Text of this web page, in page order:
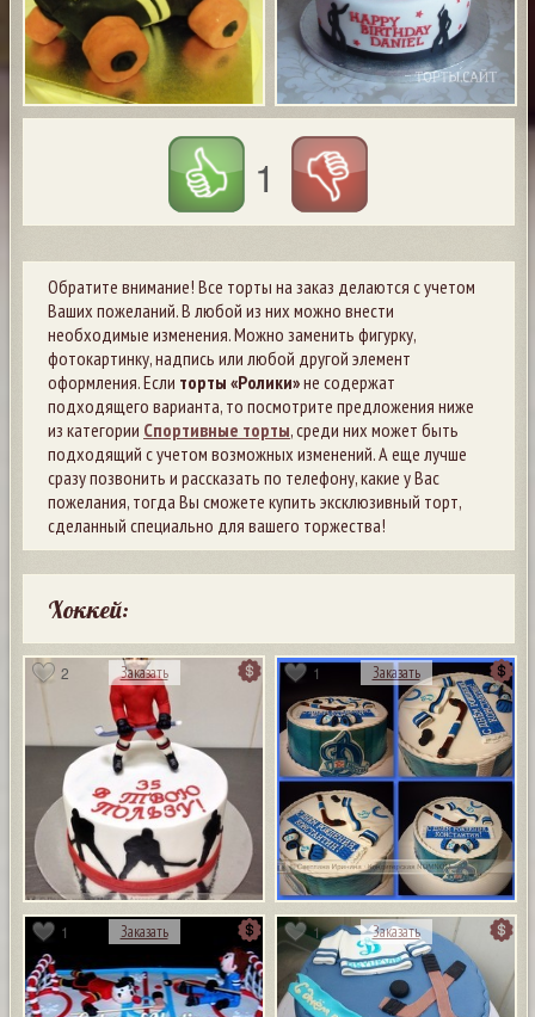
1
Обратите внимание! Все торты на заказ делаются с учетом
Ваших пожеланий. В любой из них можно внести
необходимые изменения. Можно заменить фигурку,
фотокартинку, надпись или любой другой элемент
оформления. Если торты «Ролики»не содержат
подходящего варианта, то посмотрите предложения ниже
из категории Спортивные торты, среди них может быть
подходящий с учетом возможных изменений. А еще лучше
сразу позвонить и рассказать по телефону, какие у Вас
пожелания, тогда Вы сможете купить эксклюзивный торт,
сделанный специально для вашего торжества!
Хоккей:
2 Заказать 1 Заказать
1 Заказать 1 Заказать